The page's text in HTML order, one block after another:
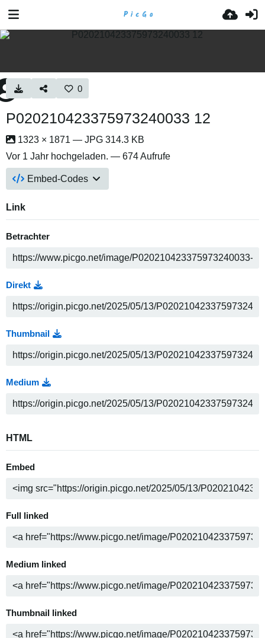
0
P020210423375973240033 12
1323 × 1871 — JPG 314.3 KB
Vor 1 Jahr hochgeladen. — 674 Aufrufe
Embed-Codes
Link
Betrachter
Direkt
Thumbnail
Medium
HTML
Embed
Full linked
Medium linked
Thumbnail linked